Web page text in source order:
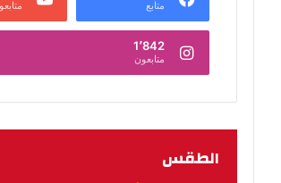
متابع
1٬842
متابعون
الطقس